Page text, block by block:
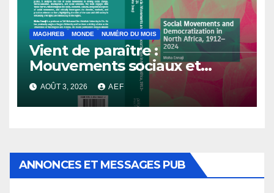
MAGHREB MONDE NUMÉRO DU MOIS
Vient de paraître :
Mouvements sociaux et
démocratisation en Afrique
du Nord, 1912-2024
AOÛT 3, 2026 AEF
ANNONCES ET MESSAGES PUB